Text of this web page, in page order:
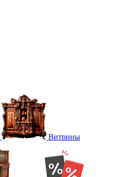
Витрины